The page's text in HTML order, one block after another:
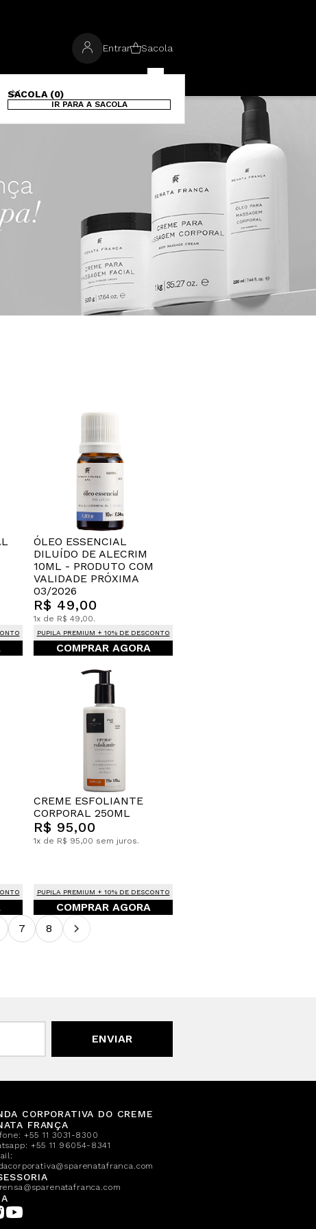
Entrar Sacola
SACOLA (0)
IR PARA A SACOLA
ÓLEO ESSENCIAL
DILUÍDO DE ALECRIM
10ML - PRODUTO COM
VALIDADE PRÓXIMA
03/2026
R$ 49,00
1x de R$ 49,00.
PUPILA PREMIUM + 10% DE DESCONTO
COMPRAR AGORA
CREME ESFOLIANTE
CORPORAL 250ML
R$ 95,00
1x de R$ 95,00 sem juros.
PUPILA PREMIUM + 10% DE DESCONTO
COMPRAR AGORA
7 8
ENVIAR
CORPORATIVA DO CREME
FRANÇA
+55 11 3031-8300
+55 11 96054-8341